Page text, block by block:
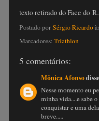
texto retirado do Face do
Postado porSérgio Ricardo
Marcadores: Triathlon
5 comentários:
Mônica Afonso
Nesse momento eu
minha vida....e sabe
conquistar e uma
breve.....